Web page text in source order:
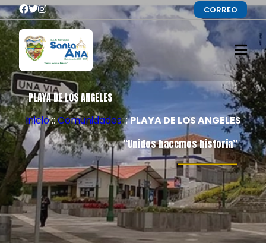
CORREO
PLAYA DE LOS ANGELES
Inicio::Comunidades::PLAYA DE LOS ANGELES
“Unidos hacemos historia”